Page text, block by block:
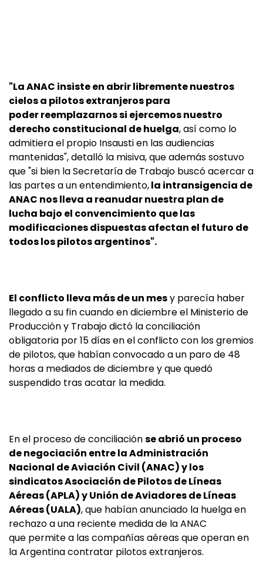
"La ANAC insiste en abrir libremente nuestros
cielos a pilotos extranjeros para
poder reemplazarnos si ejercemos nuestro
derecho constitucional de huelga, así como lo
admitiera el propio Insausti en las audiencias
mantenidas", detalló la misiva, que además sostuvo
que "si bien la Secretaría de Trabajo buscó acercar a
las partes a un entendimiento,la intransigencia de
ANAC nos lleva a reanudar nuestra plan de
lucha bajo el convencimiento que las
modificaciones dispuestas afectan el futuro de
todos los pilotos argentinos".
El conflicto lleva más de un mesy parecía haber
llegado a su fin cuando en diciembre el Ministerio de
Producción y Trabajo dictó la conciliación
obligatoria por 15 días en el conflicto con los gremios
de pilotos, que habían convocado a un paro de 48
horas a mediados de diciembre y que quedó
suspendido tras acatar la medida.
En el proceso de conciliaciónse abrió un proceso
de negociación entre la Administración
Nacional de Aviación Civil (ANAC) y los
sindicatos Asociación de Pilotos de Líneas
Aéreas (APLA) y Unión de Aviadores de Líneas
Aéreas (UALA), que habían anunciado la huelga en
rechazo a una reciente medida de la ANAC
que permite a las compañías aéreas que operan en
la Argentina contratar pilotos extranjeros.